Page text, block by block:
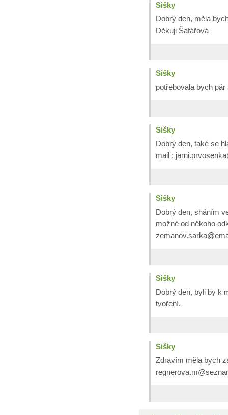
Sišky
Dobrý den, měla
Děkuji Šafářová
Sišky
potřebovala bych pár
Sišky
Dobrý den, také se
mail :
Sišky
Dobrý den, sháním
možné od někoho
Sišky
Dobrý den, byli by k
tvoření.
Sišky
Zdravím měla bych